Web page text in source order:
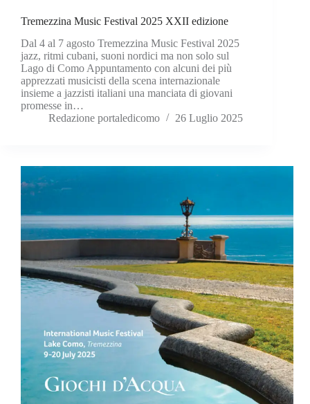
Tremezzina Music Festival 2025 XXII edizione
Dal 4 al 7 agosto Tremezzina Music Festival 2025
jazz, ritmi cubani, suoni nordici ma non solo sul
Lago di Como Appuntamento con alcuni dei più
apprezzati musicisti della scena internazionale
insieme a jazzisti italiani una manciata di giovani
promesse in…
Redazione portaledicomo
26 Luglio 2025